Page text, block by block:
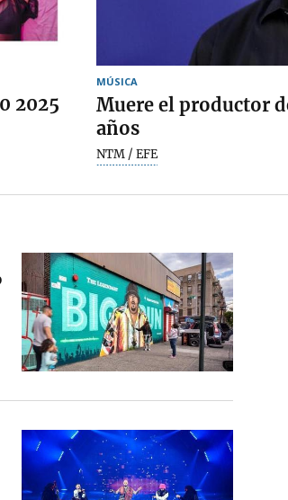
2025
MÚSICA
Muere el productor
años
NTM / EFE